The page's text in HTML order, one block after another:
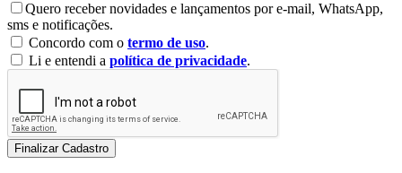
Quero receber novidades e lançamentos por e-mail, WhatsApp,
sms e notificações.
Concordo com o termo de uso.
Li e entendi a política de privacidade.